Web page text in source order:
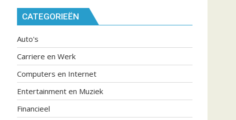
CATEGORIEËN
Auto's
Carriere en Werk
Computers en Internet
Entertainment en Muziek
Financieel